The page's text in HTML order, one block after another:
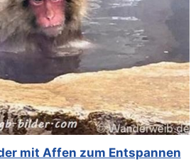
mit Affen zum Entspannen